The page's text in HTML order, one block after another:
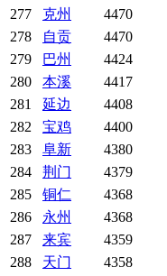
277 克州 4470
278
自贡 4470
279
巴州 4424
280
本溪 4417
281
延边 4408
282
宝鸡 4400
283
阜新 4380
284
荆门 4379
285
铜仁 4368
286
永州 4368
287
来宾 4359
288
天门 4358